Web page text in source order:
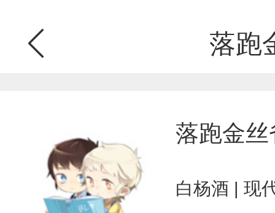
落跑
落跑金丝
白杨酒 | 现